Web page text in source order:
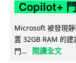
Copilot+
Microsoft 被發現
置 32GB RAM 的
門...
閱讀全文